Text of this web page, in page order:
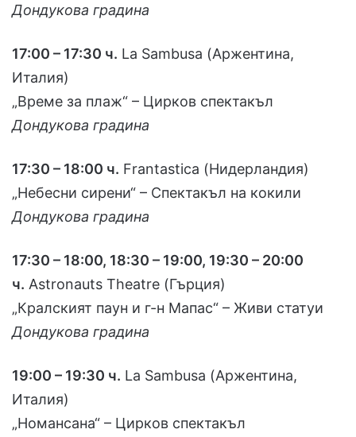
Дондукова градина
17:00 – 17:30 ч. La Sambusa (Аржентина,
Италия)
„Време за плаж“ – Цирков спектакъл
Дондукова градина
17:30 – 18:00 ч. Frantastica (Нидерландия)
„Небесни сирени“ – Спектакъл на кокили
Дондукова градина
17:30 – 18:00, 18:30 – 19:00, 19:30 – 20:00
ч. Astronauts Theatre (Гърция)
„Кралският паун и г-н Мапас“ – Живи статуи
Дондукова градина
19:00 – 19:30 ч. La Sambusa (Аржентина,
Италия)
„Номансана“ – Цирков спектакъл